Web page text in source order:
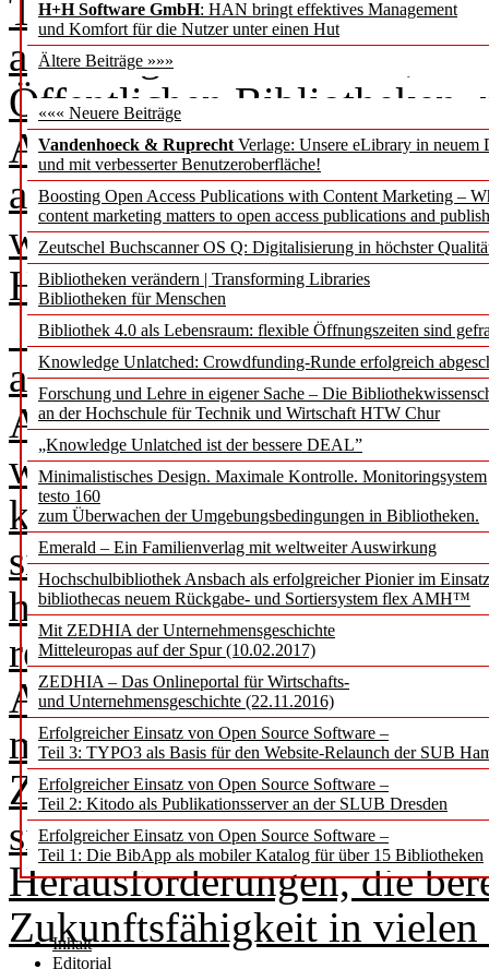
H+H Software GmbH: HAN bringt effektives Management
und Komfort für die Nutzer unter einen Hut
Ältere Beiträge »»»
««« Neuere Beiträge
Vandenhoeck & Ruprecht Verlage: Unsere eLibrary in neuem
und mit verbesserter Benutzeroberfläche!
Boosting Open Access Publications with Content Marketing –
content marketing matters to open access publications and
Zeutschel Buchscanner OS Q: Digitalisierung in höchster
Bibliotheken verändern | Transforming Libraries
Bibliotheken für Menschen
Bibliothek 4.0 als Lebensraum: flexible Öffnungszeiten sind
Knowledge Unlatched: Crowdfunding-Runde erfolgreich
Forschung und Lehre in eigener Sache – Die
an der Hochschule für Technik und Wirtschaft HTW Chur
„Knowledge Unlatched ist der bessere DEAL”
Minimalistisches Design. Maximale Kontrolle. Monitoringsystem
testo 160
zum Überwachen der Umgebungsbedingungen in Bibliotheken.
Emerald – Ein Familienverlag mit weltweiter Auswirkung
Hochschulbibliothek Ansbach als erfolgreicher Pionier im
bibliothecas neuem Rückgabe- und Sortiersystem flex AMH™
Mit ZEDHIA der Unternehmensgeschichte
Mitteleuropas auf der Spur (10.02.2017)
ZEDHIA – Das Onlineportal für Wirtschafts-
und Unternehmensgeschichte (22.11.2016)
Erfolgreicher Einsatz von Open Source Software –
Teil 3: TYPO3 als Basis für den Website-Relaunch der SUB
Erfolgreicher Einsatz von Open Source Software –
Teil 2: Kitodo als Publikationsserver an der SLUB Dresden
Erfolgreicher Einsatz von Open Source Software –
Teil 1: Die BibApp als mobiler Katalog für über 15 Bibliotheken
Inhalt
Editorial
Transformationen stark
allerdings bereits heute,
Öffentlichen Bibliotheken,
Ausleihe einer
audiovisuellen und
wird – allerdings mit einer
Hybriden Bibliothek.
Auch die Bedeutung der
als Ort der Vermittlung
Austauschs von Wissen,
wird sicherlich noch
konsumfreie, neutrale
sich zukünftigen, neuen
hineinwachsen zu können,
reduziert oder ganz
Artikel erste
möglichen Einsatz
Zukunftsszenarien für
sich dann an den großen
Herausforderungen, die
Zukunftsfähigkeit in vielen